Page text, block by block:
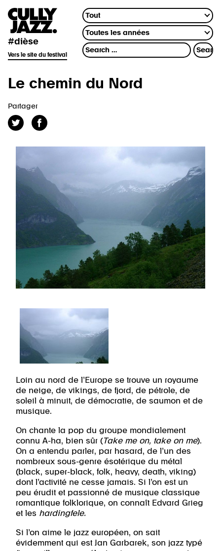
#dièse
Vers le site du festival
Le chemin du Nord
Partager
Loin au nord de l’Europe se trouve un royaume
de neige, de vikings, de fjord, de pétrole, de
soleil à minuit, de démocratie, de saumon et de
musique.
On chante la pop du groupe mondialement
connu A-ha, bien sûr ( Take me on, take on me).
On a entendu parler, par hasard, de l’un des
nombreux sous-genre ésotérique du métal
(black, super-black, folk, heavy, death, viking)
dont l’activité ne cesse jamais. Si l’on est un
peu érudit et passionné de musique classique
romantique folklorique, on connaît Edvard Grieg
et les hardingfele.
Si l’on aime le jazz européen, on sait
évidemment qui est Jan Garbarek, son jazz typé